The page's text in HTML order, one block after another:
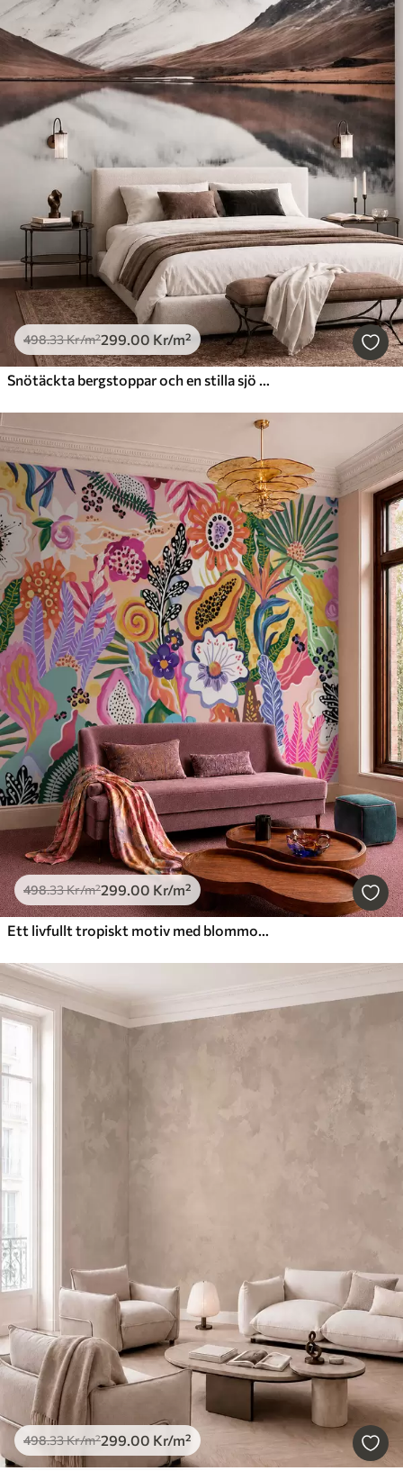
498.33Kr/m²299.00 Kr/m²
Snötäckta bergstoppar och en stilla sjö med en spegelblank yta
498.33Kr/m²299.00 Kr/m²
Ett livfullt tropiskt motiv med blommor, blad och färgglada frukter
498.33Kr/m²299.00 Kr/m²